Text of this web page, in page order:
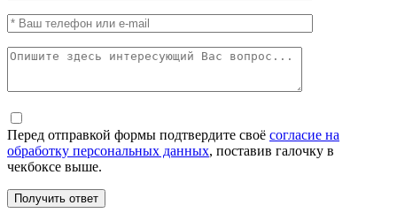
Перед отправкой формы подтвердите своё согласие на
обработку персональных данных, поставив галочку в
чекбоксе выше.